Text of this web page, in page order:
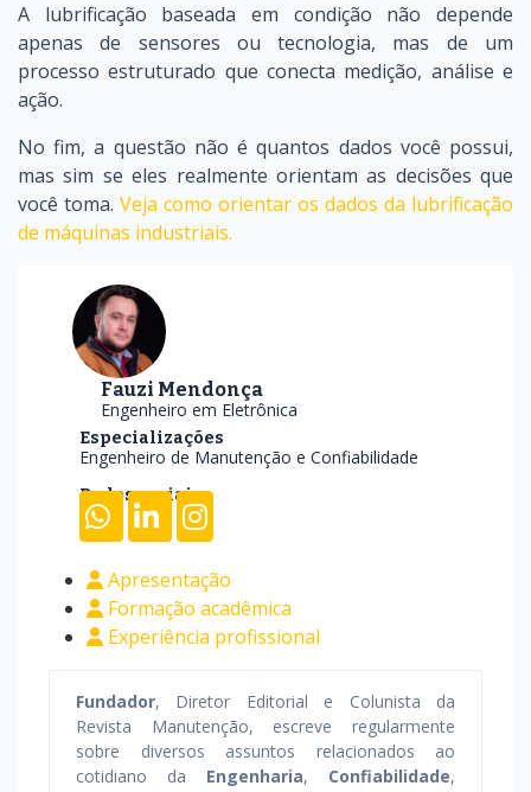
A lubrificação baseada em condição não depende
apenas de sensores ou tecnologia, mas de um
processo estruturado que conecta medição, análise e
ação.
No fim, a questão não é quantos dados você possui,
mas sim se eles realmente orientam as decisões que
você toma. Veja como orientar os dados da lubrificação
de máquinas industriais.
Fauzi Mendonça
Engenheiro em Eletrônica
Especializações
Engenheiro de Manutenção e Confiabilidade
Redes sociais
Apresentação
Formação acadêmica
Experiência profissional
Fundador, Diretor Editorial e Colunista da
Revista Manutenção, escreve regularmente
sobre diversos assuntos relacionados ao
cotidiano da Engenharia, Confiabilidade,